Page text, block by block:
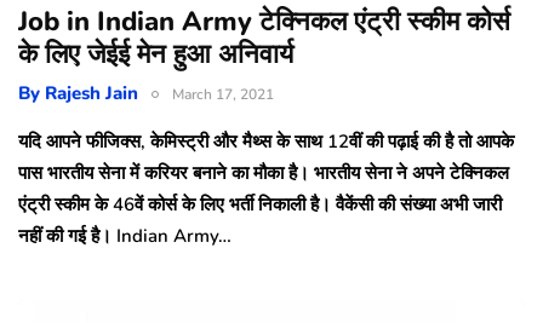
Job in Indian Army टेक्निकल एंट्री स्कीम कोर्स
के लिए जेईई मेन हुआ अनिवार्य
By Rajesh Jain March 17, 2021
यदि आपने फीजिक्स, केमिस्ट्री और मैथ्स के साथ 12वीं की पढ़ाई की है तो आपके
पास भारतीय सेना में करियर बनाने का मौका है। भारतीय सेना ने अपने टेक्निकल
एंट्री स्कीम के 46वें कोर्स के लिए भर्ती निकाली है। वैकेंसी की संख्या अभी जारी
नहीं की गई है। Indian Army…